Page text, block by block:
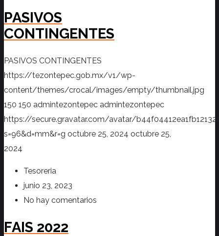
PASIVOS
CONTINGENTES
PASIVOS CONTINGENTES
https://tezontepec.gob.mx/v1/wp-
content/themes/crocal/images/empty/thumbnail.jpg
150 150 admintezontepec admintezontepec
https://secure.gravatar.com/avatar/
s=96&d=mm&r=g octubre 25, 2024 octubre 25,
2024
Tesoreria
junio 23, 2023
No hay comentarios
FAIS 2022